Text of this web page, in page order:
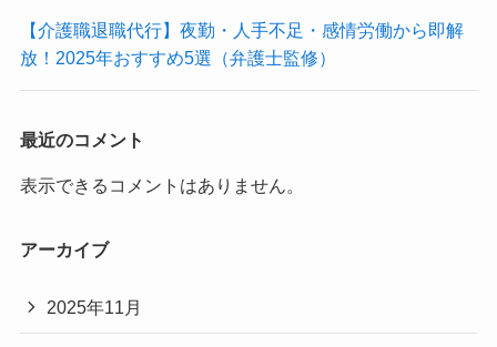
【介護職退職代行】夜勤・人手不足・感情労働から即解
放！2025年おすすめ5選（弁護士監修）
最近のコメント
表示できるコメントはありません。
アーカイブ
2025年11月